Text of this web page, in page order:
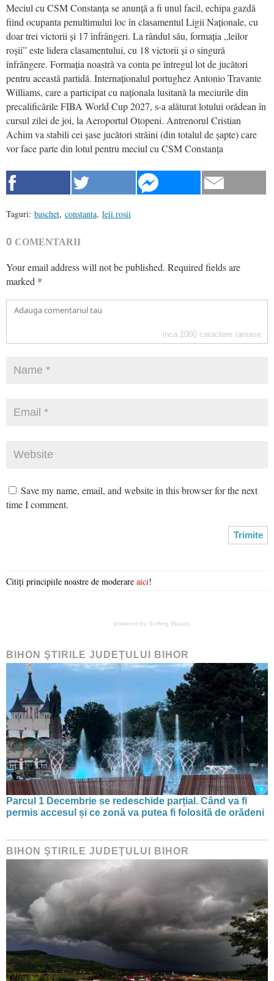
Meciul cu CSM Constanța se anunță a fi unul facil, echipa gazdă
fiind ocupanta penultimului loc în clasamentul Ligii Naționale, cu
doar trei victorii și 17 înfrângeri. La rândul său, formația „leilor
roșii” este lidera clasamentului, cu 18 victorii și o singură
înfrângere. Formația noastră va conta pe întregul lot de jucători
pentru această partidă. Internaționalul portughez Antonio Travante
Williams, care a participat cu naționala lusitană la meciurile din
precalificările FIBA World Cup 2027, s-a alăturat lotului orădean în
cursul zilei de joi, la Aeroportul Otopeni. Antrenorul Cristian
Achim va stabili cei șase jucători străini (din totalul de șapte) care
vor face parte din lotul pentru meciul cu CSM Constanța
Taguri: baschet, constanta, leii rosii
0 COMENTARII
Your email address will not be published. Required fields are
marked *
inca 1000 caractere ramase
Save my name, email, and website in this browser for the next
time I comment.
Citiți principiile noastre de moderare aici!
powered by Surfing Waves
BIHON ŞTIRILE JUDEŢULUI BIHOR
Parcul 1 Decembrie se redeschide parțial. Când va fi
permis accesul și ce zonă va putea fi folosită de orădeni
BIHON ŞTIRILE JUDEŢULUI BIHOR